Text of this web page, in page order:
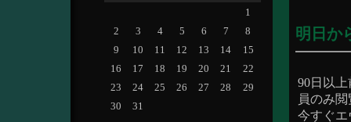
明日か
90日以
員のみ
今すぐエ
1
2
3 4 5 6 7
8
9
10 11 12 13 14
15
16
17 18 19 20 21
22
23
24 25 26 27 28
29
30
31